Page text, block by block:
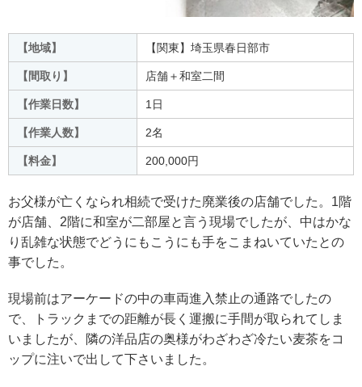
【地域】 【関東】埼玉県春日部市
【間取り】 店舗＋和室二間
【作業日数】 1日
【作業人数】 2名
【料金】 200,000円
お父様が亡くなられ相続で受けた廃業後の店舗でした。1階
が店舗、2階に和室が二部屋と言う現場でしたが、中はかな
り乱雑な状態でどうにもこうにも手をこまねいていたとの
事でした。
現場前はアーケードの中の車両進入禁止の通路でしたの
で、トラックまでの距離が長く運搬に手間が取られてしま
いましたが、隣の洋品店の奥様がわざわざ冷たい麦茶をコ
ップに注いで出して下さいました。